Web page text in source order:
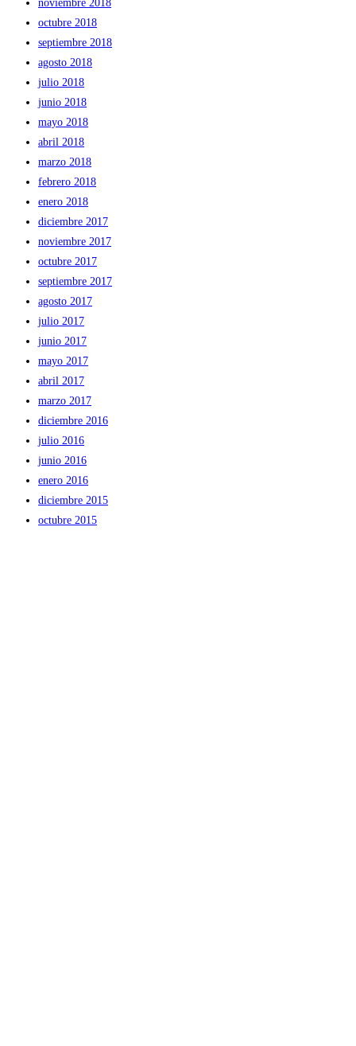
noviembre 2018
octubre 2018
septiembre 2018
agosto 2018
julio 2018
junio 2018
mayo 2018
abril 2018
marzo 2018
febrero 2018
enero 2018
diciembre 2017
noviembre 2017
octubre 2017
septiembre 2017
agosto 2017
julio 2017
junio 2017
mayo 2017
abril 2017
marzo 2017
diciembre 2016
julio 2016
junio 2016
enero 2016
diciembre 2015
octubre 2015